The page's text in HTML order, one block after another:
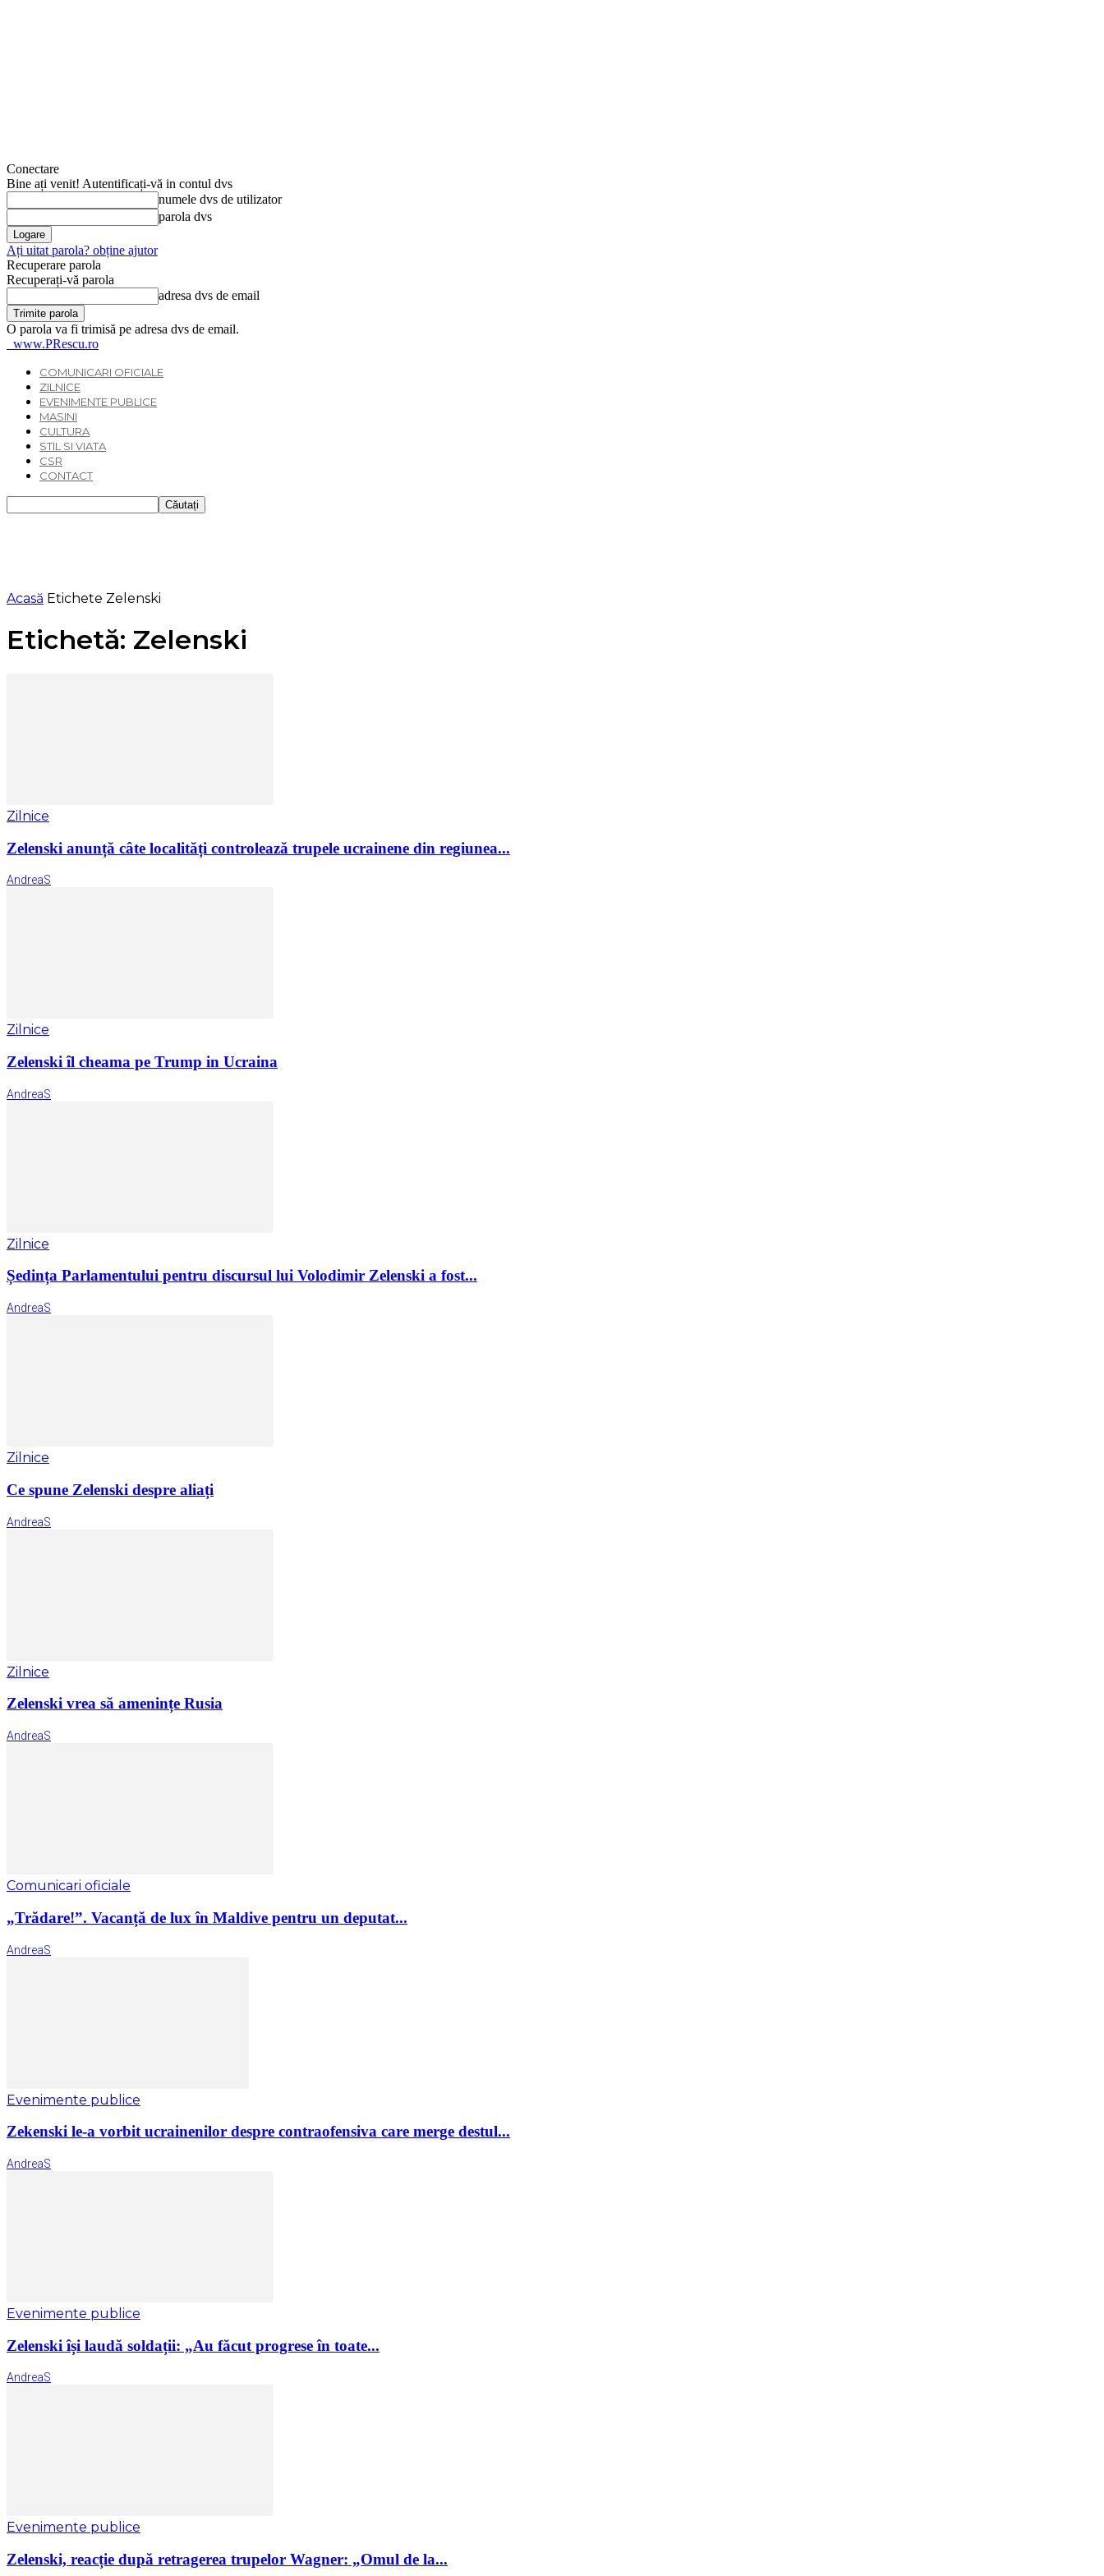
Conectare
Bine ați venit! Autentificați-vă in contul dvs
numele dvs de utilizator
parola dvs
Ați uitat parola? obține ajutor
Recuperare parola
Recuperați-vă parola
adresa dvs de email
O parola va fi trimisă pe adresa dvs de email.
www.PRescu.ro
COMUNICARI OFICIALE
ZILNICE
EVENIMENTE PUBLICE
MASINI
CULTURA
STIL SI VIATA
CSR
CONTACT
Acasă Etichete Zelenski
Etichetă: Zelenski
Zilnice
Zelenski anunță câte localități controlează trupele ucrainene din regiunea...
AndreaS
Zilnice
Zelenski îl cheama pe Trump in Ucraina
AndreaS
Zilnice
Ședința Parlamentului pentru discursul lui Volodimir Zelenski a fost...
AndreaS
Zilnice
Ce spune Zelenski despre aliați
AndreaS
Zilnice
Zelenski vrea să amenințe Rusia
AndreaS
Comunicari oficiale
„Trădare!”. Vacanță de lux în Maldive pentru un deputat...
AndreaS
Evenimente publice
Zekenski le-a vorbit ucrainenilor despre contraofensiva care merge destul...
AndreaS
Evenimente publice
Zelenski își laudă soldații: „Au făcut progrese în toate...
AndreaS
Evenimente publice
Zelenski, reacție după retragerea trupelor Wagner: „Omul de la...